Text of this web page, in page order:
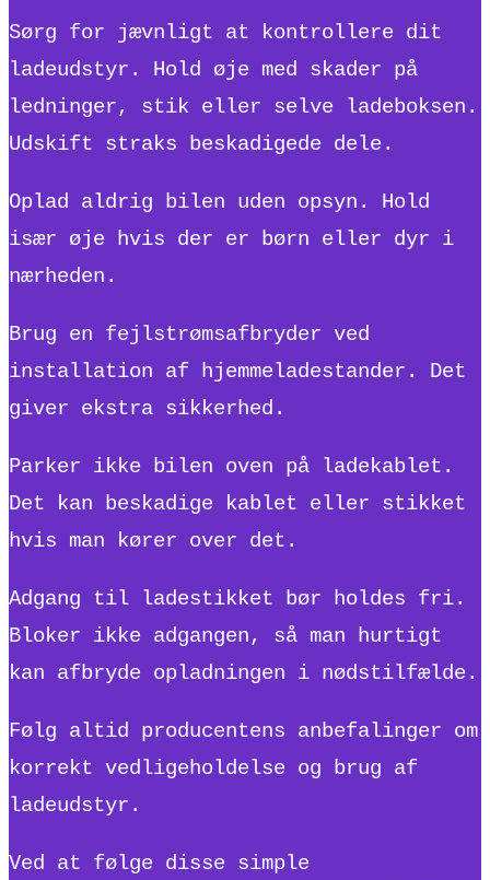
Sørg for jævnligt at kontrollere dit
ladeudstyr. Hold øje med skader på
ledninger, stik eller selve ladeboksen.
Udskift straks beskadigede dele.
Oplad aldrig bilen uden opsyn. Hold
især øje hvis der er børn eller dyr i
nærheden.
Brug en fejlstrømsafbryder ved
installation af hjemmeladestander. Det
giver ekstra sikkerhed.
Parker ikke bilen oven på ladekablet.
Det kan beskadige kablet eller stikket
hvis man kører over det.
Adgang til ladestikket bør holdes fri.
Bloker ikke adgangen, så man hurtigt
kan afbryde opladningen i nødstilfælde.
Følg altid producentens anbefalinger om
korrekt vedligeholdelse og brug af
ladeudstyr.
Ved at følge disse simple